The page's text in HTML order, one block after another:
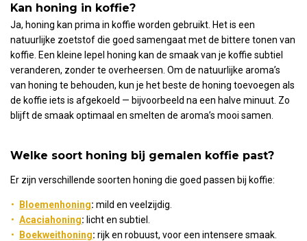
Kan honing in koffie?
Ja, honing kan prima in koffie worden gebruikt. Het is een
natuurlijke zoetstof die goed samengaat met de bittere tonen van
koffie. Een kleine lepel honing kan de smaak van je koffie subtiel
veranderen, zonder te overheersen. Om de natuurlijke aroma’s
van honing te behouden, kun je het beste de honing toevoegen als
de koffie iets is afgekoeld — bijvoorbeeld na een halve minuut. Zo
blijft de smaak optimaal en smelten de aroma’s mooi samen.
Welke soort honing bij gemalen koffie past?
Er zijn verschillende soorten honing die goed passen bij koffie:
Bloemenhoning: mild en veelzijdig.
Acaciahoning: licht en subtiel.
Boekweithoning: rijk en robuust, voor een intensere smaak.